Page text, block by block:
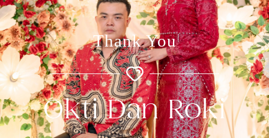
Thank You
Okti Dan Roki